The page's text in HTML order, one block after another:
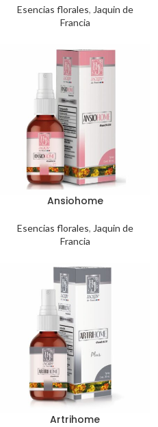
Esencias florales, Jaquin de
Francia
Ansiohome
Esencias florales, Jaquin de
Francia
Artrihome